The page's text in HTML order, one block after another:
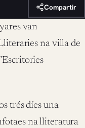
Compartir
van
na villa de
trés díes una
na lliteratura